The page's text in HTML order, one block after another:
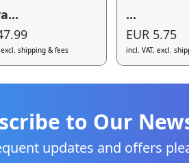
excl. shipping & fees
...
EUR 5.75
incl. VAT, excl.
to Our
updates and offers